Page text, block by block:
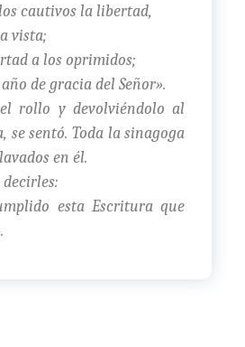
cautivos la libertad,
vista;
a los oprimidos;
de gracia del Señor».
rollo y devolviéndolo al
se sentó. Toda la sinagoga
en él.
decirles:
esta Escritura que